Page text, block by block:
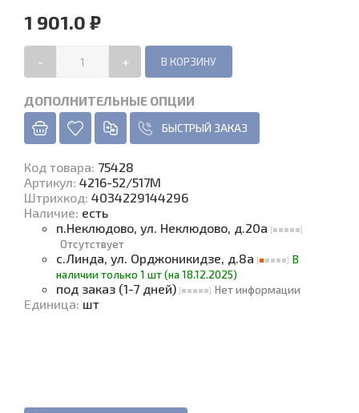
1 901.0 ₽
- +
ДОПОЛНИТЕЛЬНЫЕ ОПЦИИ
БЫСТРЫЙ ЗАКАЗ
Код товара: 75428
Артикул: 4216-52/517M
Штрихкод: 4034229144296
Наличие: есть
п.Неклюдово, ул. Неклюдово, д.20а
Отсутствует
с.Линда, ул. Орджоникидзе, д.8а
В
наличии только 1 шт (на 18.12.2025)
под заказ (1-7 дней) Нет информации
Единица: шт